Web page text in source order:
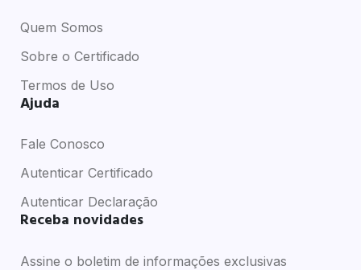
Quem Somos
Sobre o Certificado
Termos de Uso
Ajuda
Fale Conosco
Autenticar Certificado
Autenticar Declaração
Receba novidades
Assine o boletim de informações exclusivas